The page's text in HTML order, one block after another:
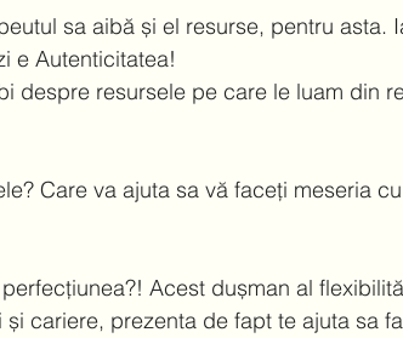
sa aibă și el resurse, pentru asta.
e Autenticitatea!
despre resursele pe care le luam din
Care va ajuta sa vă faceți meseria
Acest dușman al
cariere, prezenta de fapt te ajuta sa